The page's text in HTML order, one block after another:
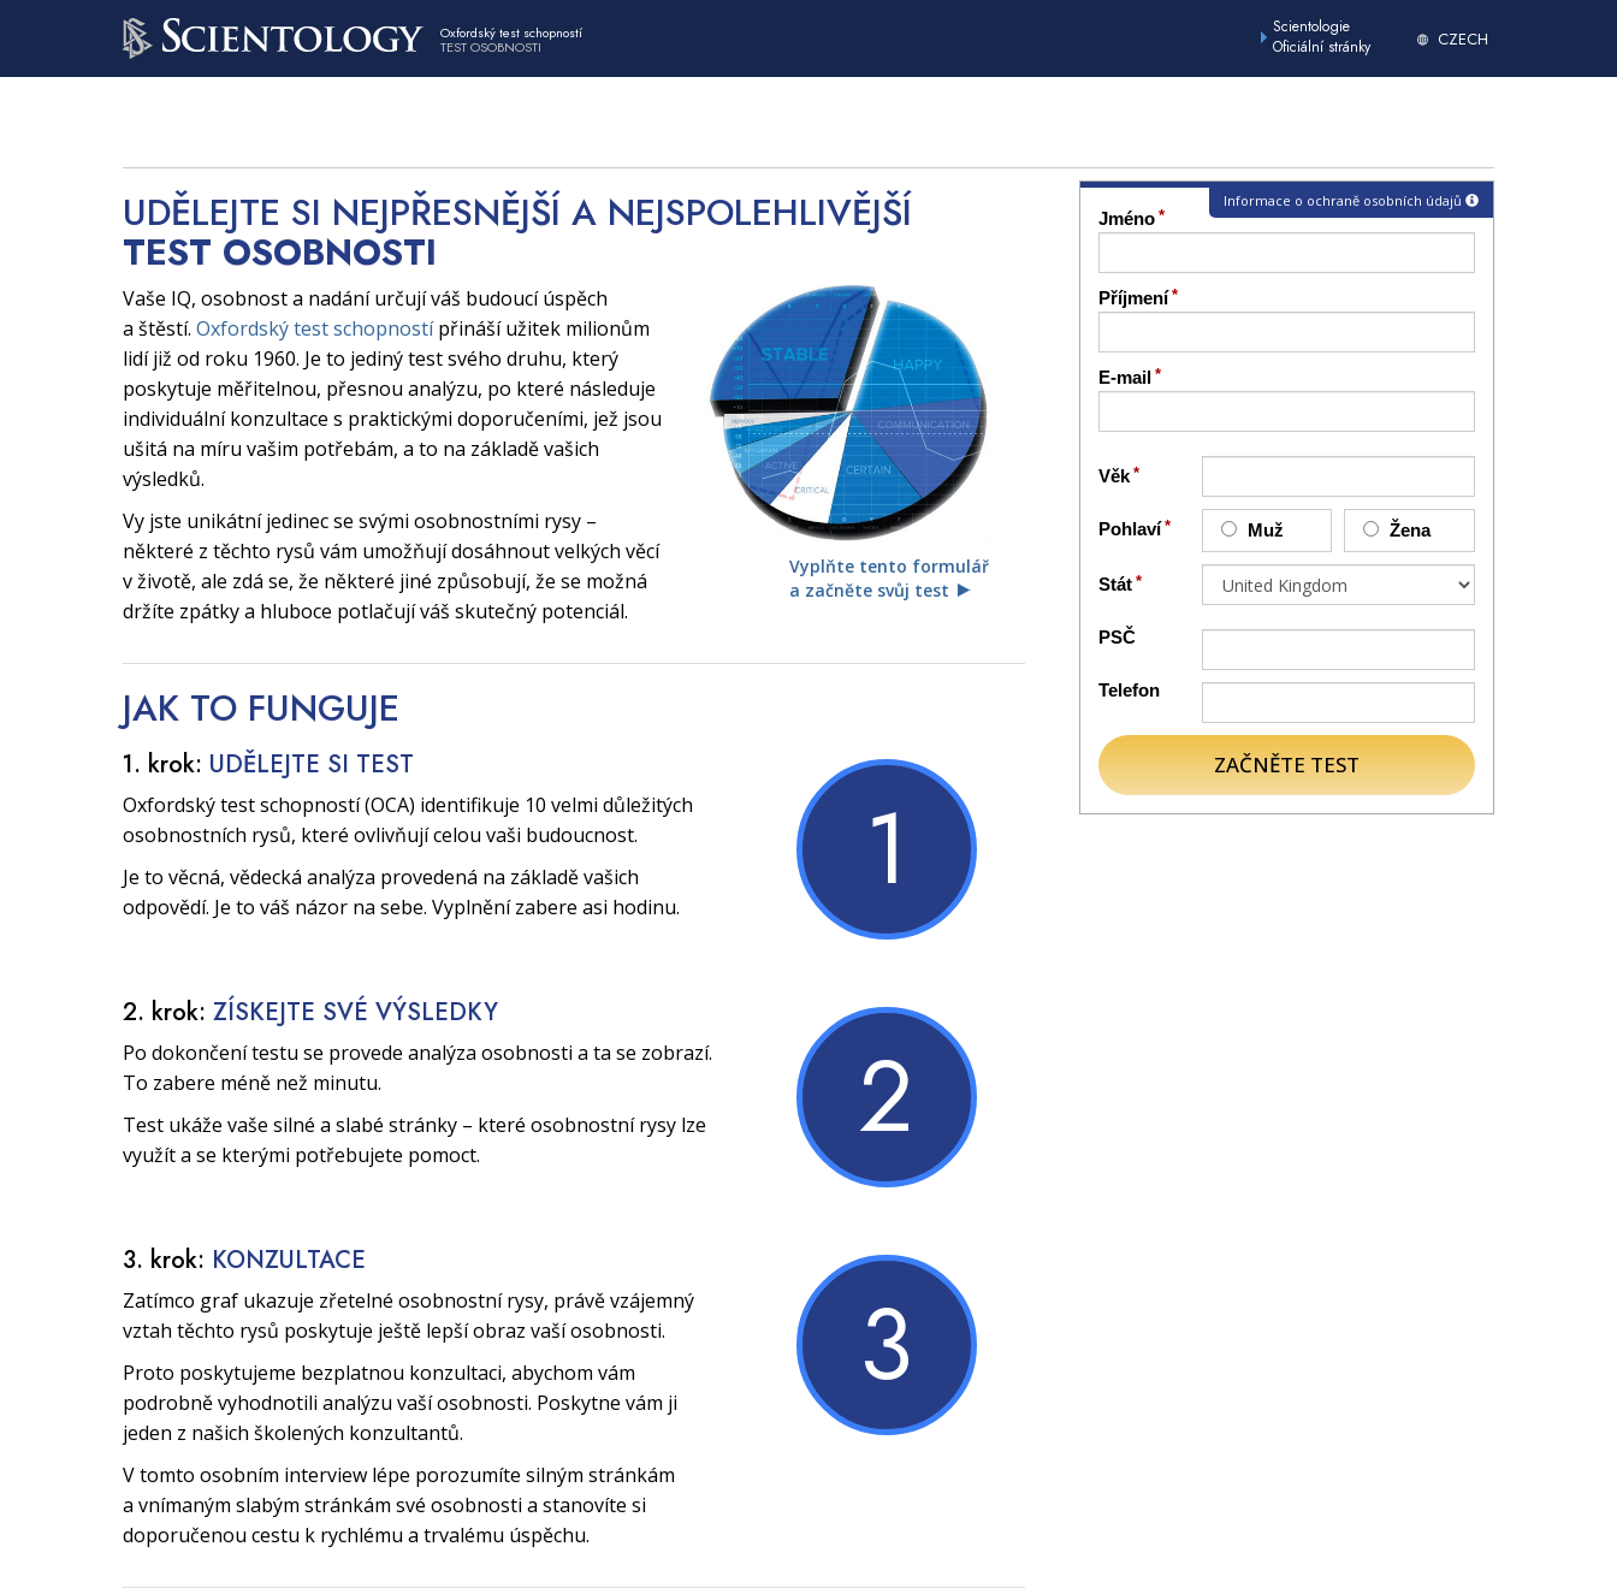
Oxfordský test schopností
TEST OSOBNOSTI
Scientologie
Oficiální stránky
CZECH
Informace o ochraně osobních údajů
Jméno
Příjmení
E-mail
Věk
Pohlaví Muž Žena
Stát
PSČ
Telefon
ZAČNĚTE TEST
UDĚLEJTE SI NEJPŘESNĚJŠÍ A NEJSPOLEHLIVĚJŠÍ
TEST OSOBNOSTI
Vyplňte tento formulář
a začněte svůj test
Vaše IQ, osobnost a nadání určují váš budoucí úspěch
a štěstí. Oxfordský test schopnostípřináší užitek milionům
lidí již od roku 1960. Je to jediný test svého druhu, který
poskytuje měřitelnou, přesnou analýzu, po které následuje
individuální konzultace s praktickými doporučeními, jež jsou
ušitá na míru vašim potřebám, a to na základě vašich
výsledků.
Vy jste unikátní jedinec se svými osobnostními rysy –
některé z těchto rysů vám umožňují dosáhnout velkých věcí
v životě, ale zdá se, že některé jiné způsobují, že se možná
držíte zpátky a hluboce potlačují váš skutečný potenciál.
JAK TO FUNGUJE
1. krok: UDĚLEJTE SI TEST
Oxfordský test schopností (OCA) identifikuje 10 velmi důležitých
osobnostních rysů, které ovlivňují celou vaši budoucnost.
Je to věcná, vědecká analýza provedená na základě vašich
odpovědí. Je to váš názor na sebe. Vyplnění zabere asi hodinu.
1
2. krok: ZÍSKEJTE SVÉ VÝSLEDKY
Po dokončení testu se provede analýza osobnosti a ta se zobrazí.
To zabere méně než minutu.
Test ukáže vaše silné a slabé stránky – které osobnostní rysy lze
využít a se kterými potřebujete pomoct.
2
3. krok: KONZULTACE
Zatímco graf ukazuje zřetelné osobnostní rysy, právě vzájemný
vztah těchto rysů poskytuje ještě lepší obraz vaší osobnosti.
Proto poskytujeme bezplatnou konzultaci, abychom vám
podrobně vyhodnotili analýzu vaší osobnosti. Poskytne vám ji
jeden z našich školených konzultantů.
V tomto osobním interview lépe porozumíte silným stránkám
a vnímaným slabým stránkám své osobnosti a stanovíte si
doporučenou cestu k rychlému a trvalému úspěchu.
3